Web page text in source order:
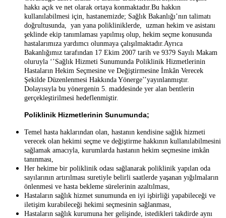
hakkı açık ve net olarak ortaya konmaktadır.Bu hakkın
kullanılabilmesi için, hastanemizde; Sağlık Bakanlığı’nın talimatı
doğrultusunda, yan yana polikliniklerde, uzman hekim ve asistanı
şeklinde ekip tanımlaması yapılmış olup, hekim seçme konusunda
hastalarımıza yardımcı olunmaya çalışılmaktadır.Ayrıca
Bakanlığımız tarafından 17 Ekim 2007 tarih ve 9379 Sayılı Makam
oluruyla ‘’Sağlık Hizmeti Sunumunda Poliklinik Hizmetlerinin
Hastaların Hekim Seçmesine ve Değiştirmesine İmkân Verecek
Şekilde Düzenlenmesi Hakkında Yönerge’’yayınlanmıştır.
Dolayısıyla bu yönergenin 5. maddesinde yer alan bentlerin
gerçekleştirilmesi hedeflenmiştir.
Poliklinik Hizmetlerinin Sunumunda;
Temel hasta haklarından olan, hastanın kendisine sağlık hizmeti
verecek olan hekimi seçme ve değiştirme hakkının kullanılabilmesini
sağlamak amacıyla, kurumlarda hastanın hekim seçmesine imkân
tanınması,
Her hekime bir poliklinik odası sağlanarak poliklinik yapılan oda
sayılarının artırılması suretiyle belirli saatlerde yaşanan yığılmaların
önlenmesi ve hasta bekleme sürelerinin azaltılması,
Hastaların sağlık hizmet sunumunda en iyi işbirliği yapabileceği ve
iletişim kurabileceği hekimi seçmesinin sağlanması,
Hastaların sağlık kurumuna her gelişinde, istedikleri takdirde aynı